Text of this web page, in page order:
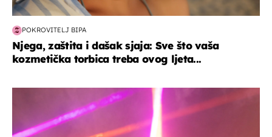
POKROVITELJ BIPA
Njega, zaštita i dašak sjaja: Sve što vaša
kozmetička torbica treba ovog ljeta...